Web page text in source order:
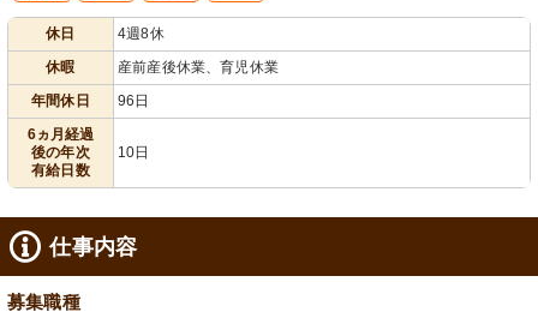
休日
4週8休
休暇
産前産後休業、育児休業
年間休日
96日
6ヵ月経過
後の年次
有給日数
10日
仕事内容
募集職種